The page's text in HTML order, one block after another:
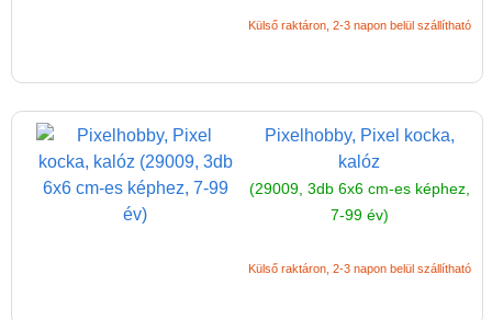
Külső raktáron, 2-3 napon belül szállítható
Pixelhobby, Pixel kocka,
kalóz
(29009, 3db 6x6 cm-es képhez,
7-99 év)
Külső raktáron, 2-3 napon belül szállítható